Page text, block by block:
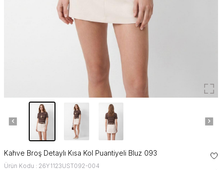
Kahve Broş Detaylı Kısa Kol Puantiyeli Bluz 093
Ürün Kodu : 26Y1123UST092-004